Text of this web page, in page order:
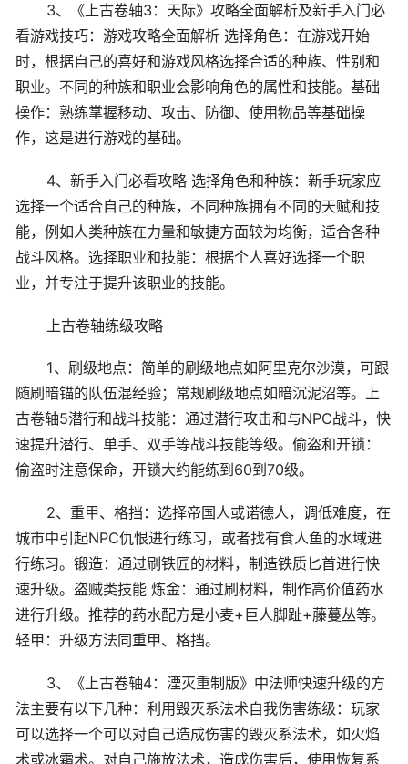
3、《上古卷轴3：天际》攻略全面解析及新手入门必
看游戏技巧：游戏攻略全面解析 选择角色：在游戏开始
时，根据自己的喜好和游戏风格选择合适的种族、性别和
职业。不同的种族和职业会影响角色的属性和技能。基础
操作：熟练掌握移动、攻击、防御、使用物品等基础操
作，这是进行游戏的基础。
4、新手入门必看攻略 选择角色和种族：新手玩家应
选择一个适合自己的种族，不同种族拥有不同的天赋和技
能，例如人类种族在力量和敏捷方面较为均衡，适合各种
战斗风格。选择职业和技能：根据个人喜好选择一个职
业，并专注于提升该职业的技能。
上古卷轴练级攻略
1、刷级地点：简单的刷级地点如阿里克尔沙漠，可跟
随刷暗锚的队伍混经验；常规刷级地点如暗沉泥沼等。上
古卷轴5潜行和战斗技能：通过潜行攻击和与NPC战斗，快
速提升潜行、单手、双手等战斗技能等级。偷盗和开锁：
偷盗时注意保命，开锁大约能练到60到70级。
2、重甲、格挡：选择帝国人或诺德人，调低难度，在
城市中引起NPC仇恨进行练习，或者找有食人鱼的水域进
行练习。锻造：通过刷铁匠的材料，制造铁质匕首进行快
速升级。盗贼类技能 炼金：通过刷材料，制作高价值药水
进行升级。推荐的药水配方是小麦+巨人脚趾+藤蔓丛等。
轻甲：升级方法同重甲、格挡。
3、《上古卷轴4：湮灭重制版》中法师快速升级的方
法主要有以下几种：利用毁灭系法术自我伤害练级：玩家
可以选择一个可以对自己造成伤害的毁灭系法术，如火焰
术或冰霜术。对自己施放法术，造成伤害后，使用恢复系